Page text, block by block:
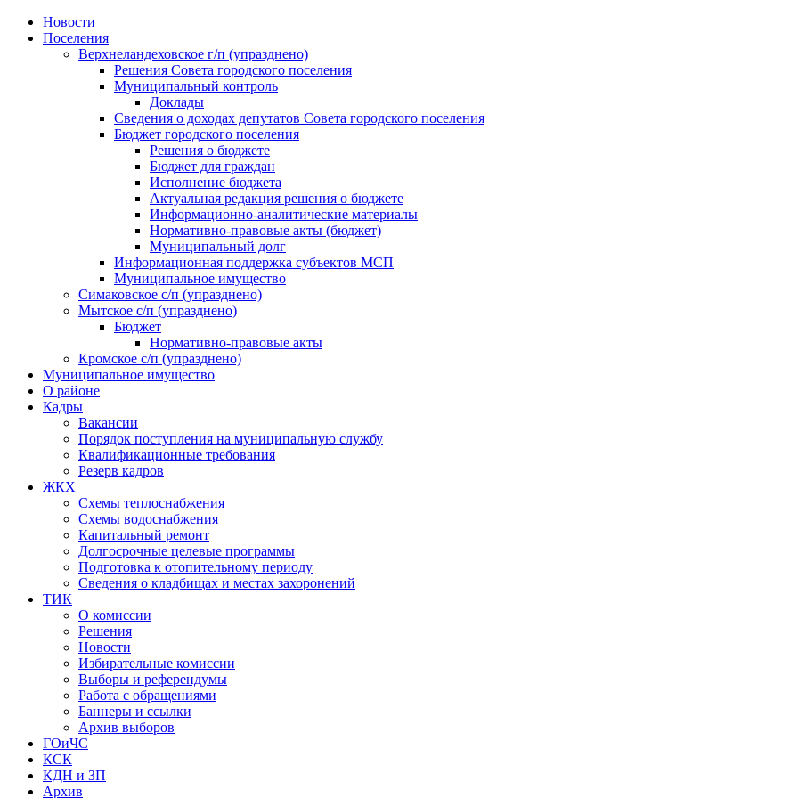
Skip
Новости
Поселения
Верхнеландеховское г/п (упразднено)
Решения Совета городского поселения
Муниципальный контроль
Доклады
Сведения о доходах депутатов Совета городского поселения
Бюджет городского поселения
Решения о бюджете
Бюджет для граждан
Исполнение бюджета
Актуальная редакция решения о бюджете
Информационно-аналитические материалы
Нормативно-правовые акты (бюджет)
Муниципальный долг
Информационная поддержка субъектов МСП
Муниципальное имущество
Симаковское с/п (упразднено)
Мытское с/п (упразднено)
Бюджет
Нормативно-правовые акты
Кромское с/п (упразднено)
Муниципальное имущество
О районе
Кадры
Вакансии
Порядок поступления на муниципальную службу
Квалификационные требования
Резерв кадров
ЖКХ
Схемы теплоснабжения
Схемы водоснабжения
Капитальный ремонт
Долгосрочные целевые программы
Подготовка к отопительному периоду
Сведения о кладбищах и местах захоронений
ТИК
О комиссии
Решения
Новости
Избирательные комиссии
Выборы и референдумы
Работа с обращениями
Баннеры и ссылки
Архив выборов
ГОиЧС
КСК
КДН и ЗП
Архив